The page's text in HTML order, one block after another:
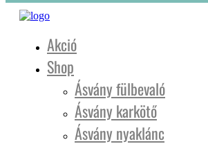
Akció
Shop
Ásvány fülbevaló
Ásvány karkötő
Ásvány nyaklánc